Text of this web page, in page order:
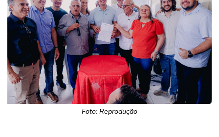
Foto: Reprodução